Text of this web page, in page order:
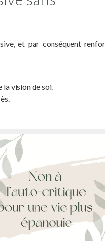
et par conséquent
la vision de soi.